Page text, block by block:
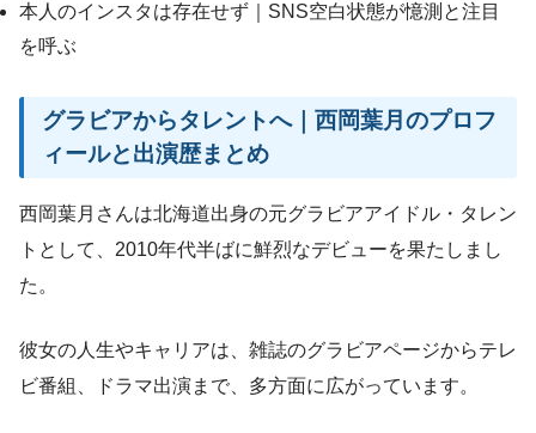
本人のインスタは存在せず｜SNS空白状態が憶測と注目
を呼ぶ
グラビアからタレントへ｜西岡葉月のプロフ
ィールと出演歴まとめ
西岡葉月さんは北海道出身の元グラビアアイドル・タレン
トとして、2010年代半ばに鮮烈なデビューを果たしまし
た。
彼女の人生やキャリアは、雑誌のグラビアページからテレ
ビ番組、ドラマ出演まで、多方面に広がっています。